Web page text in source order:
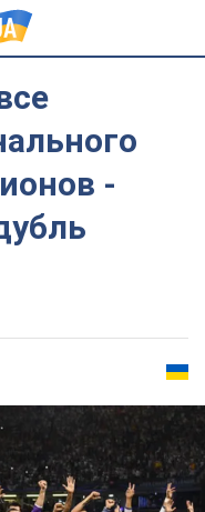
-